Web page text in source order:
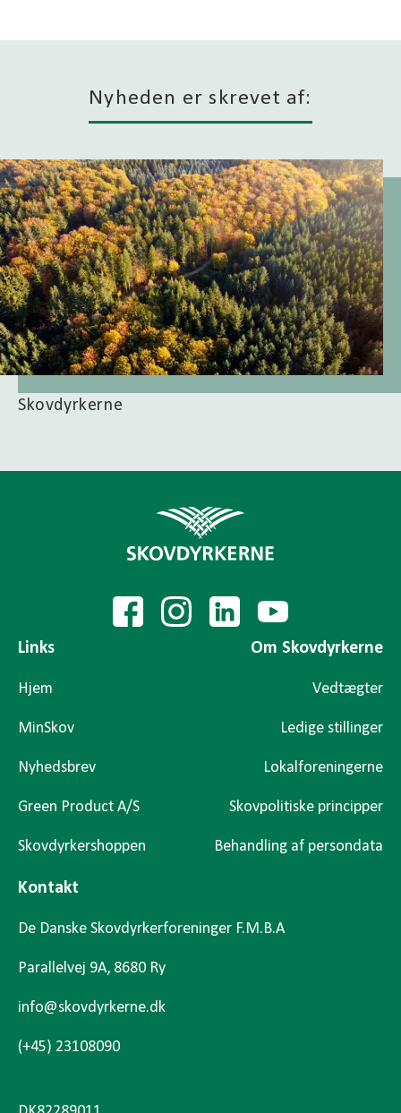
Nyheden er skrevet af:
Skovdyrkerne
Links
Hjem
MinSkov
Nyhedsbrev
Green Product A/S
Skovdyrkershoppen
Om Skovdyrkerne
Vedtægter
Ledige stillinger
Lokalforeningerne
Skovpolitiske principper
Behandling af persondata
Kontakt
De Danske Skovdyrkerforeninger F.M.B.A
Parallelvej 9A, 8680 Ry
info@skovdyrkerne.dk
(+45) 23108090